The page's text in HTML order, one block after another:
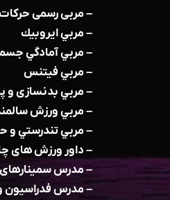
– مربی رسمی
– مربي ایروبيك
– مربي آمادگي
– مربي فيتنس
– مربي بدنسازی و
– مربي ورزش
– مربي تندرستي و
– داور ورزش های
– مدرس
– مدرس